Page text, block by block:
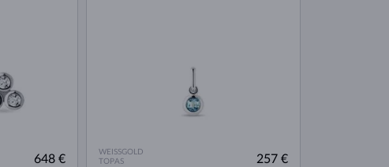
648 €
WEISSGOLD
TOPAS
257 €